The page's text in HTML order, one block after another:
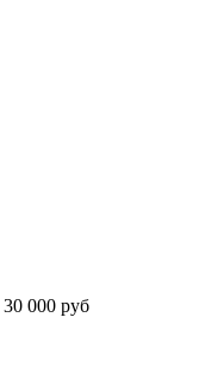
000 руб